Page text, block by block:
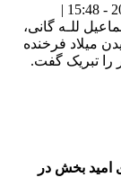
للـه گانی،
میلاد فرخنده
تبریک گفت.
امید بخش در